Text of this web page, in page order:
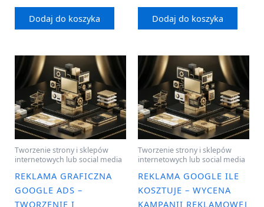
Dodaj do koszyka Dodaj do koszyka
Tworzenie strony i sklepów
internetowych lub social media
REKLAMA GRAFICZNA
GOOGLE ADS –
TWORZENIE I
Tworzenie strony i sklepów
internetowych lub social media
REKLAMA GOOGLE ILE
KOSZTUJE – WYCENA
KAMPANII REKLAMOWEJ